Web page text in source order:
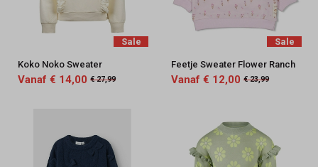
Sale
Koko Noko Sweater
Vanaf € 14,00 € 27,99
Sale
Feetje Sweater Flower Ranch
Vanaf € 12,00 € 23,99